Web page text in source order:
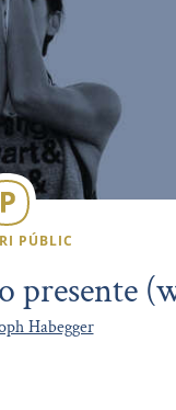
PÚBLIC
presente
Habegger